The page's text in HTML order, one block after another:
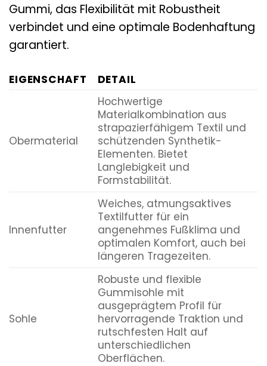
Gummi, das Flexibilität mit Robustheit
verbindet und eine optimale Bodenhaftung
garantiert.
EIGENSCHAFT DETAIL
Obermaterial
Hochwertige
Materialkombination aus
strapazierfähigem Textil und
schützenden Synthetik-
Elementen. Bietet
Langlebigkeit und
Formstabilität.
Innenfutter
Weiches, atmungsaktives
Textilfutter für ein
angenehmes Fußklima und
optimalen Komfort, auch bei
längeren Tragezeiten.
Sohle
Robuste und flexible
Gummisohle mit
ausgeprägtem Profil für
hervorragende Traktion und
rutschfesten Halt auf
unterschiedlichen
Oberflächen.